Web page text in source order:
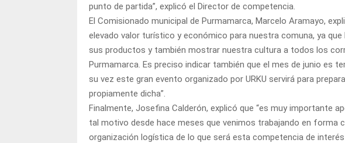
punto de partida”, explicó el Director de competencia.
El Comisionado municipal de Purmamarca, Marcelo Aramayo,
elevado valor turístico y económico para nuestra comuna, ya
sus productos y también mostrar nuestra cultura a todos los
Purmamarca. Es preciso indicar también que el mes de junio es
su vez este gran evento organizado por URKU servirá para
propiamente dicha”.
Finalmente, Josefina Calderón, explicó que “es muy importante
tal motivo desde hace meses que venimos trabajando en forma
organización logística de lo que será esta competencia de interés